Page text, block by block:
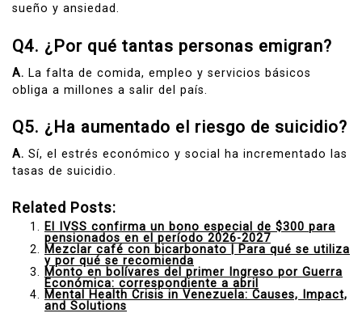
sueño y ansiedad.
Q4. ¿Por qué tantas personas emigran?
A. La falta de comida, empleo y servicios básicos
obliga a millones a salir del país.
Q5. ¿Ha aumentado el riesgo de suicidio?
A. Sí, el estrés económico y social ha incrementado las
tasas de suicidio.
Related Posts:
El IVSS confirma un bono especial de $300 para
pensionados en el período 2026-2027
Mezclar café con bicarbonato | Para qué se utiliza
y por qué se recomienda
Monto en bolívares del primer Ingreso por Guerra
Económica: correspondiente a abril
Mental Health Crisis in Venezuela: Causes, Impact,
and Solutions